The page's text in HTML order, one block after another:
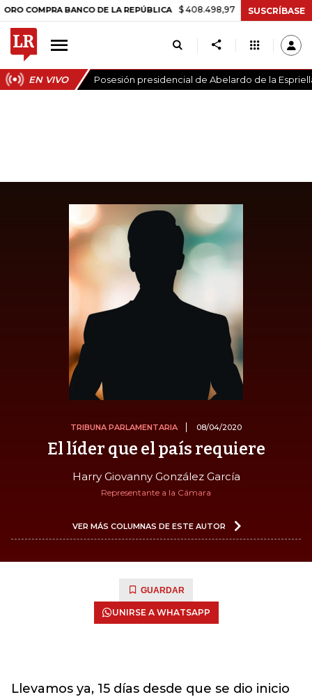
BANCO DE LA REPÚBLICA $ 408.498,97 +$ 8.753,81 +2,19%
SUSCRÍBASE
EN VIVO Posesión presidencial de Abelardo de la
TRIBUNA PARLAMENTARIA 08/04/2020
El líder que el país requiere
Harry Giovanny González García
Representante a la Cámara
VER MÁS COLUMNAS DE ESTE AUTOR
GUARDAR
UNIRSE A WHATSAPP
Llevamos ya, 15 días desde que se dio inicio